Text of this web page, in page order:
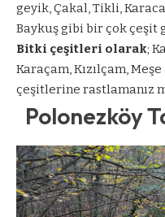
geyik, Çakal, Tikli,
Baykuş gibi bir çok çeşit
Bitki çeşitleri olarak;
Karaçam, Kızılçam,
çeşitlerine rastlamanız
Polonezköy